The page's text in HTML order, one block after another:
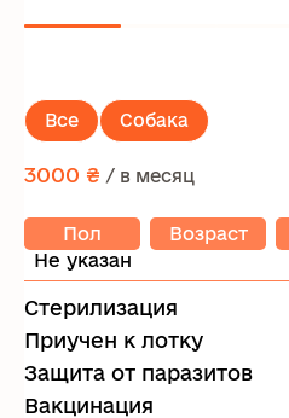
Все Собака
3000 ₴ / в месяц
Пол
Не указан
Возраст
Стерилизация
Приучен к лотку
Защита от паразитов
Вакцинация